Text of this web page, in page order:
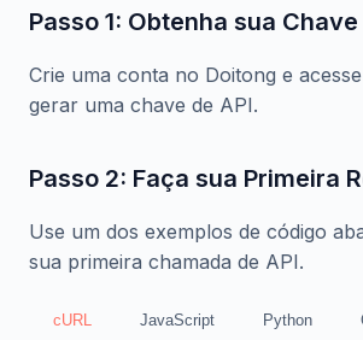
Passo 1: Obtenha sua Chave
Crie uma conta no Doitong e
gerar uma chave de API.
Passo 2: Faça sua Primeira
Use um dos exemplos de código
sua primeira chamada de API.
cURL JavaScript Python